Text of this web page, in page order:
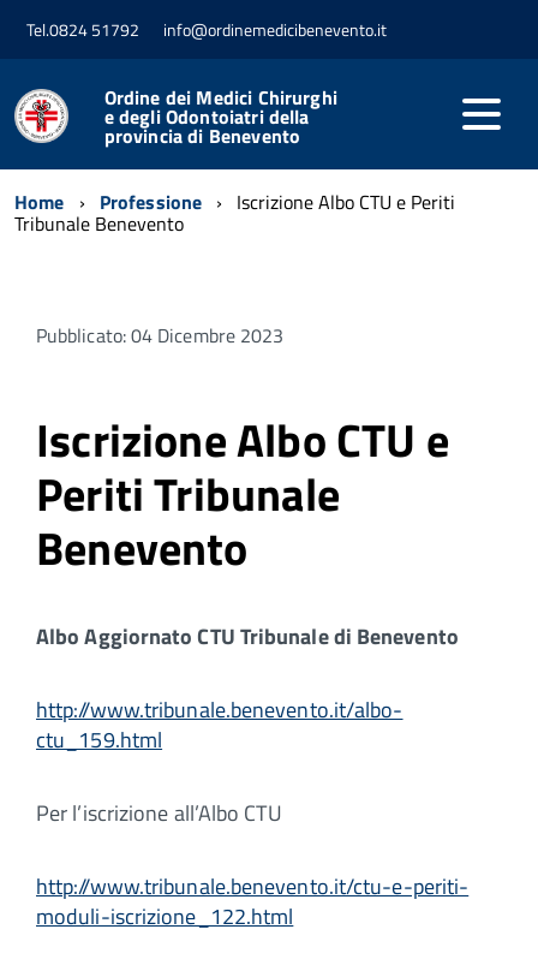
Tel.0824 51792 info@ordinemedicibenevento.it
Ordine dei Medici Chirurghi
e degli Odontoiatri della
provincia di Benevento
Home Professione Iscrizione Albo CTU e Periti
Tribunale Benevento
Pubblicato: 04 Dicembre 2023
Iscrizione Albo CTU e
Periti Tribunale
Benevento
Albo Aggiornato CTU Tribunale di Benevento
http://www.tribunale.benevento.it/albo-
ctu_159.html
Per l’iscrizione all’Albo CTU
http://www.tribunale.benevento.it/ctu-e-periti-
moduli-iscrizione_122.html